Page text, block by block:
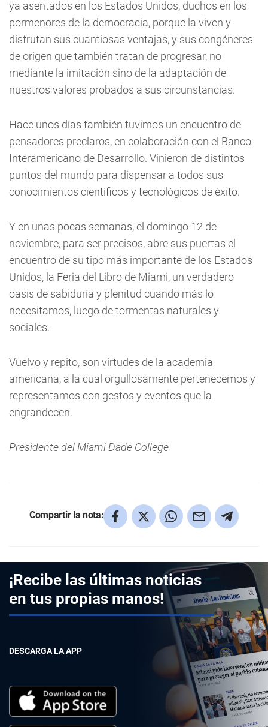
ya asentados en los Estados Unidos, duchos en los
pormenores de la democracia, porque la viven y
disfrutan sus cuantiosas ventajas, y sus congéneres
de origen que también tratan de progresar, no
mediante la imitación sino de la adaptación de
nuestros valores probados a sus circunstancias.
Hace unos días también tuvimos un encuentro de
pensadores preclaros, en colaboración con el Banco
Interamericano de Desarrollo. Vinieron de distintos
puntos del mundo para dispensar a todos sus
conocimientos científicos y tecnológicos de éxito.
Y en unas pocas semanas, el domingo 12 de
noviembre, para ser precisos, abre sus puertas el
encuentro de su tipo más importante de los Estados
Unidos, la Feria del Libro de Miami, un verdadero
oasis de sabiduría y plenitud cuando más lo
necesitamos, luego de tormentas naturales y
sociales.
Vuelvo y repito, son virtudes de la academia
americana, a la cual orgullosamente pertenecemos y
representamos con gestos y eventos que la
engrandecen.
Presidente del Miami Dade College
Compartir la nota:
¡Recibe las últimas noticias
en tus propias manos!
DESCARGA LA APP